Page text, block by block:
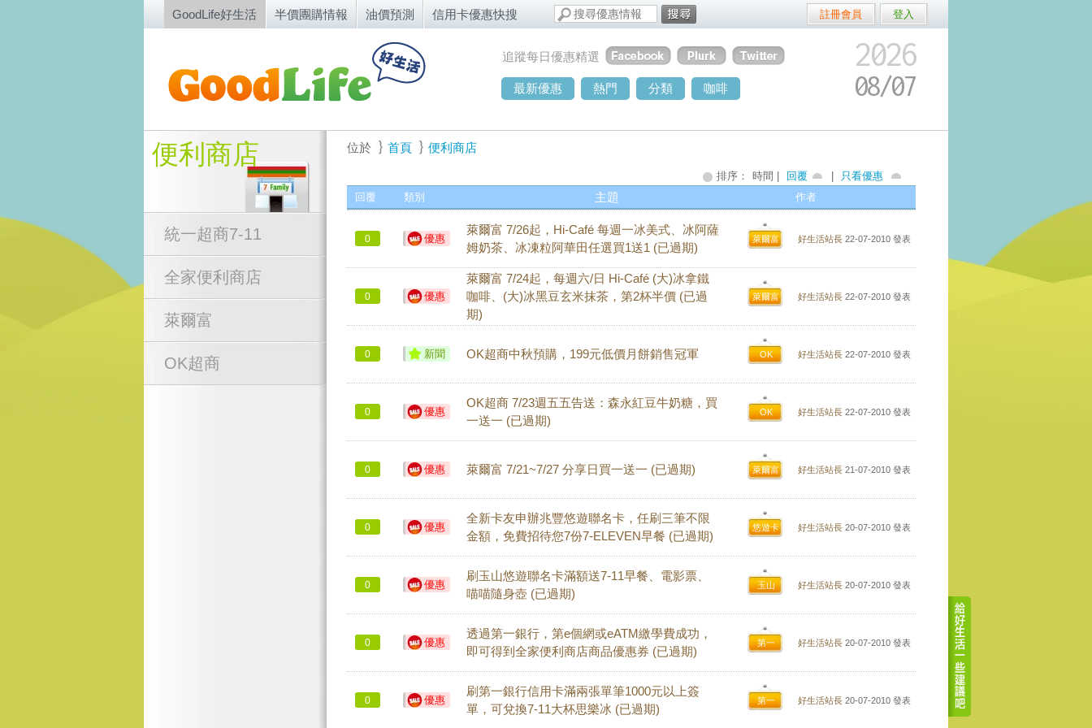
GoodLife好生活 半價團購情報 油價預測 信用卡優惠快搜 註冊會員 登入
追蹤每日優惠精選 2026
08/07
最新優惠 熱門 分類 咖啡
便利商店
統一超商7-11
全家便利商店
萊爾富
OK超商
位於 首頁 便利商店
排序： 時間 | 回覆
只看優惠
回覆
類別 主題 作者
0 優惠
萊爾富 7/26起，Hi-Café 每週一冰美式、冰阿薩
姆奶茶、冰凍粒阿華田任選買1送1 (已過期)
萊爾富 好生活站長 22-07-2010 發表
0 優惠
萊爾富 7/24起，每週六/日 Hi-Café (大)冰拿鐵
咖啡、(大)冰黑豆玄米抹茶，第2杯半價 (已過
期)
萊爾富 好生活站長 22-07-2010 發表
0 新聞 OK超商中秋預購，199元低價月餅銷售冠軍 OK 好生活站長 22-07-2010 發表
0 優惠
OK超商 7/23週五五告送：森永紅豆牛奶糖，買
一送一 (已過期)
OK 好生活站長 22-07-2010 發表
0 優惠 萊爾富 7/21~7/27 分享日買一送一 (已過期) 萊爾富 好生活站長 21-07-2010 發表
0 優惠
全新卡友申辦兆豐悠遊聯名卡，任刷三筆不限
金額，免費招待您7份7-ELEVEN早餐 (已過期)
悠遊卡 好生活站長 20-07-2010 發表
0 優惠
刷玉山悠遊聯名卡滿額送7-11早餐、電影票、
喵喵隨身壺 (已過期)
玉山 好生活站長 20-07-2010 發表
0 優惠
透過第一銀行，第e個網或eATM繳學費成功，
即可得到全家便利商店商品優惠券 (已過期)
第一 好生活站長 20-07-2010 發表
0 優惠
刷第一銀行信用卡滿兩張單筆1000元以上簽
單，可兌換7-11大杯思樂冰 (已過期)
第一 好生活站長 20-07-2010 發表